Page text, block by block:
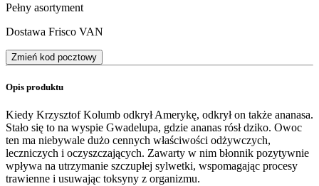
Pełny asortyment
Dostawa Frisco VAN
Zmień kod pocztowy
Opis produktu
Kiedy Krzysztof Kolumb odkrył Amerykę, odkrył on także ananasa.
Stało się to na wyspie Gwadelupa, gdzie ananas rósł dziko. Owoc
ten ma niebywale dużo cennych właściwości odżywczych,
leczniczych i oczyszczających. Zawarty w nim błonnik pozytywnie
wpływa na utrzymanie szczupłej sylwetki, wspomagając procesy
trawienne i usuwając toksyny z organizmu.